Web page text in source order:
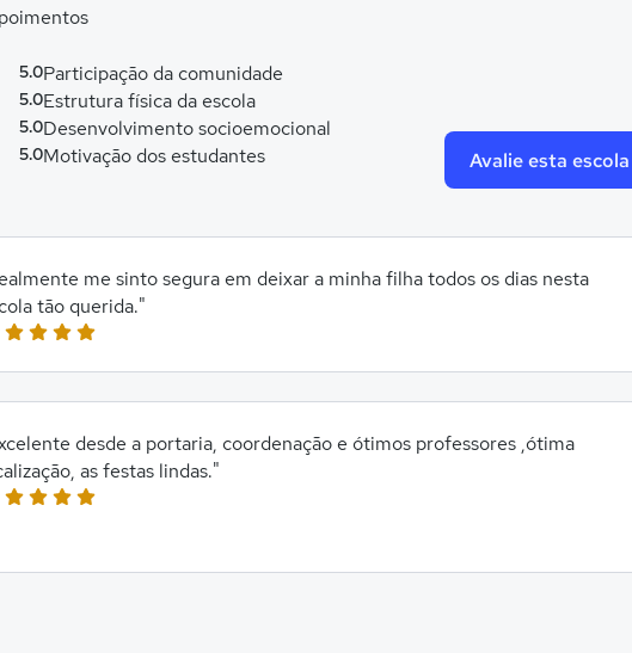
5.0Participação da comunidade
5.0Estrutura física da escola
5.0Desenvolvimento socioemocional
5.0Motivação dos estudantes Avalie esta escola
me sinto segura em deixar a minha filha todos os dias nesta
tão querida."
desde a portaria, coordenação e ótimos professores ,ótima
as festas lindas."